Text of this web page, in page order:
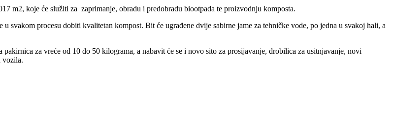
m2, koje će služiti za zaprimanje, obradu i predobradu biootpada te proizvodnju komposta.
svakom procesu dobiti kvalitetan kompost. Bit će ugrađene dvije sabirne jame za tehničke vode, po jedna u svakoj hali, a
za vreće od 10 do 50 kilograma, a nabavit će se i novo sito za prosijavanje, drobilica za usitnjavanje, novi
vozila.